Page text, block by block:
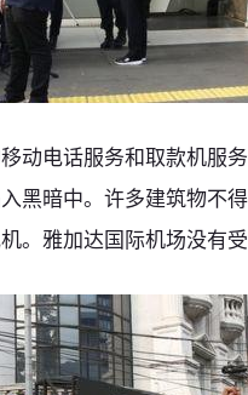
动电话服务和取款机服
黑暗中。许多建筑物不
。雅加达国际机场没有受